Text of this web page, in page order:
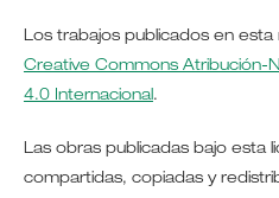
Los trabajos publicados en esta
Creative Commons Atribución-
4.0 Internacional.
Las obras publicadas bajo esta
compartidas, copiadas y